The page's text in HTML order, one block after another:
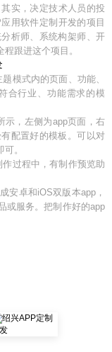
实，决定技术人员的投
用软件定制开发的项目
析师、系统构架师、开
跟进这个项目。
模式内的页面、功能、
合行业、功能需求的模
示，左侧为app页面，右
配置好的模板。可以对
。
过程中，有制作预览助
安卓和iOS双版本app，
或服务。把制作好的app